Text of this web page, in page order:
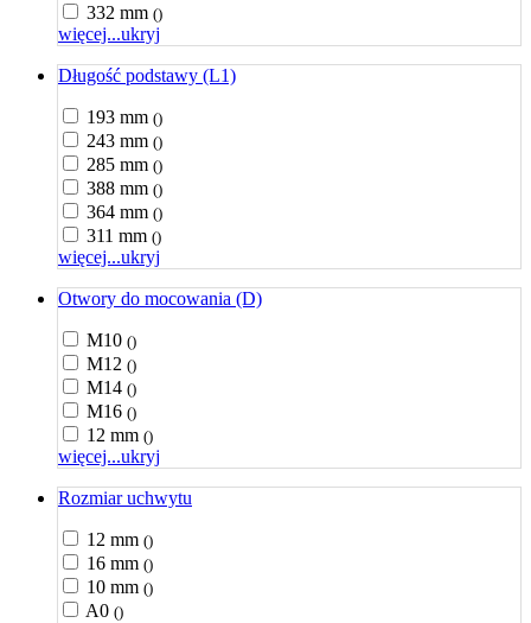
332 mm ()
więcej...ukryj
Długość podstawy (L1)
193 mm ()
243 mm ()
285 mm ()
388 mm ()
364 mm ()
311 mm ()
więcej...ukryj
Otwory do mocowania (D)
M10 ()
M12 ()
M14 ()
M16 ()
12 mm ()
więcej...ukryj
Rozmiar uchwytu
12 mm ()
16 mm ()
10 mm ()
A0 ()